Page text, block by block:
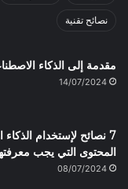
نصائح تقنية
مقدمة إلى الذكاء
14/07/2024
7 نصائح لإستخدام
المحتوى التي يجب معرفتها
08/07/2024